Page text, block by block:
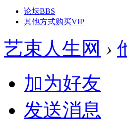
论坛BBS
其他方式购买VIP
艺束人生网 ›
加为好友
发送消息